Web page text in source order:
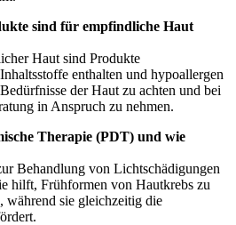
sind für empfindliche Haut
Haut sind Produkte
enthalten und hypoallergen
der Haut zu achten und bei
in Anspruch zu nehmen.
Therapie (PDT) und wie
Behandlung von Lichtschädigungen
hilft, Frühformen von Hautkrebs zu
während sie gleichzeitig die